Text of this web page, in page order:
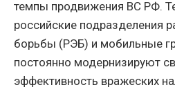
темпы продвижения ВС РФ.
российские подразделения
борьбы (РЭБ) и мобильные
постоянно модернизируют
эффективность вражеских